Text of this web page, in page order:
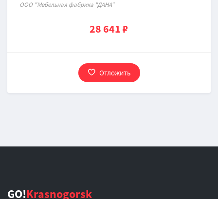
ООО "Мебельная фабрика "ДАНА"
28 641 ₽
Отложить
GO!Krasnogorsk